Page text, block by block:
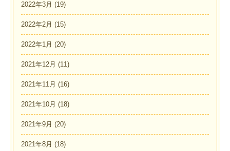
2022年3月 (19)
2022年2月 (15)
2022年1月 (20)
2021年12月 (11)
2021年11月 (16)
2021年10月 (18)
2021年9月 (20)
2021年8月 (18)